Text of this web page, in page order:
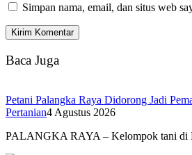
Simpan nama, email, dan situs web
Baca Juga
Petani Palangka Raya Didorong Jadi
Pertanian4 Agustus 2026
PALANGKA RAYA – Kelompok tani di